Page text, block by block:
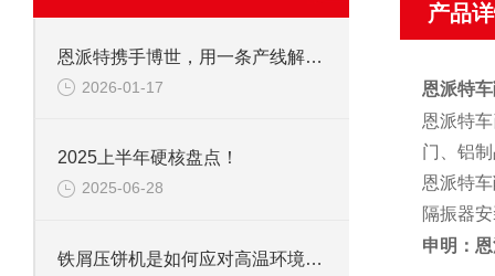
恩派特携手博世，用一条产线解决环保+成本两大难题！
2026-01-17
2025上半年硬核盘点！
2025-06-28
铁屑压饼机是如何应对高温环境的？
产品
恩派特
恩派特
门、铝
恩派特
隔振器
申明：